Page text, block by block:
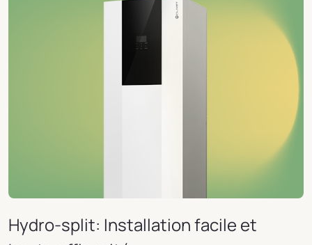
Hydro-split: Installation facile et